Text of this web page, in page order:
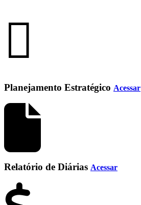
Planejamento Estratégico Acessar
Relatório de Diárias Acessar